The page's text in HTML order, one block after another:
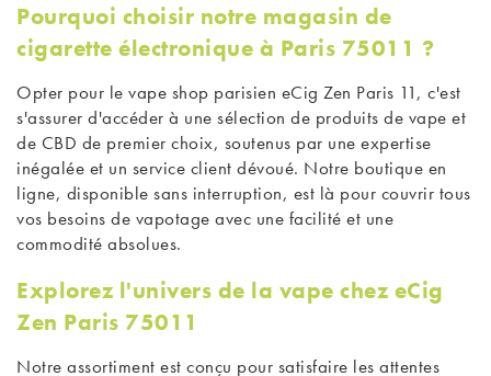
Pourquoi choisir notre magasin de
cigarette électronique à Paris 75011 ?
Opter pour le vape shop parisien eCig Zen Paris 11, c'est
s'assurer d'accéder à une sélection de produits de vape et
de CBD de premier choix, soutenus par une expertise
inégalée et un service client dévoué. Notre boutique en
ligne, disponible sans interruption, est là pour couvrir tous
vos besoins de vapotage avec une facilité et une
commodité absolues.
Explorez l'univers de la vape chez eCig
Zen Paris 75011
Notre assortiment est conçu pour satisfaire les attentes